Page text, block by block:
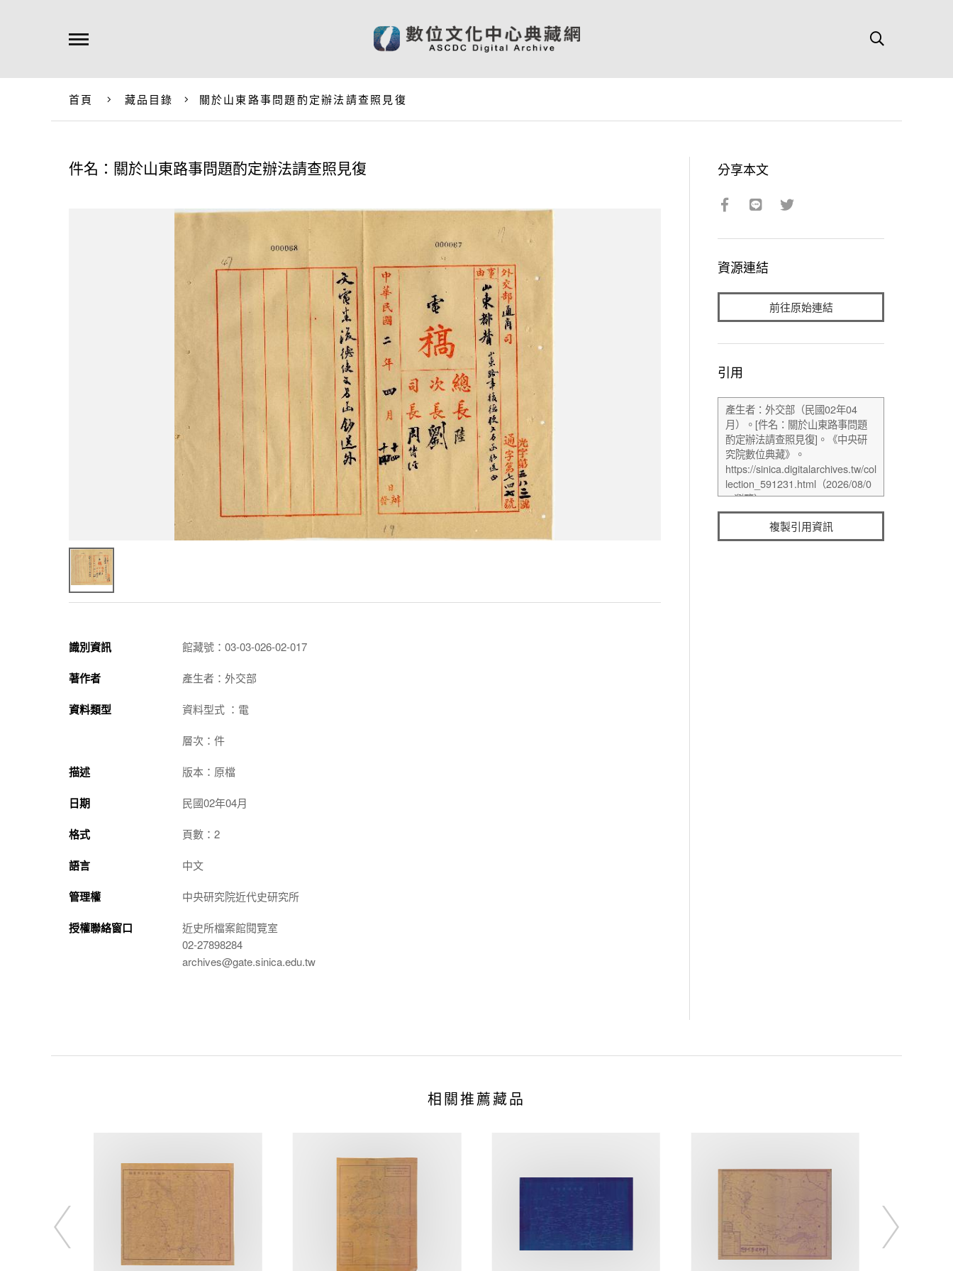
首頁 藏品目錄 關於山東路事問題酌定辦法請查照見復
件名：關於山東路事問題酌定辦法請查照見復
識別資訊 館藏號：03-03-026-02-017
著作者 產生者：外交部
資料類型 資料型式 ：電
層次：件
描述 版本：原檔
日期 民國02年04月
格式 頁數：2
語言 中文
管理權 中央研究院近代史研究所
授權聯絡窗口
近史所檔案館閱覽室
02-27898284
archives@gate.sinica.edu.tw
分享本文
資源連結
前往原始連結
引用
複製引用資訊
相關推薦藏品